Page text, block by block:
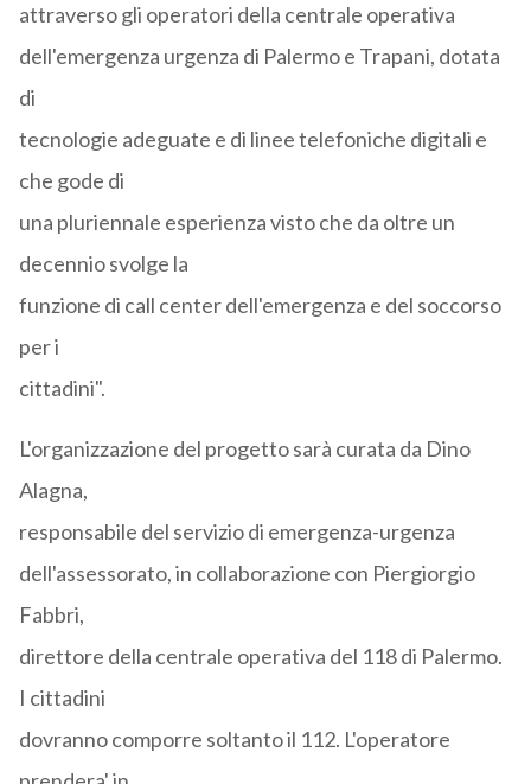
attraverso gli operatori della centrale operativa
dell'emergenza urgenza di Palermo e Trapani, dotata
di
tecnologie adeguate e di linee telefoniche digitali e
che gode di
una pluriennale esperienza visto che da oltre un
decennio svolge la
funzione di call center dell'emergenza e del soccorso
per i
cittadini".
L'organizzazione del progetto sarà curata da Dino
Alagna,
responsabile del servizio di emergenza-urgenza
dell'assessorato, in collaborazione con Piergiorgio
Fabbri,
direttore della centrale operativa del 118 di Palermo.
I cittadini
dovranno comporre soltanto il 112. L'operatore